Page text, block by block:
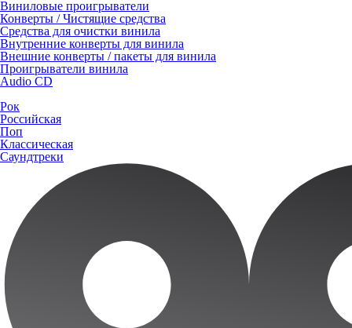
Виниловые проигрыватели
Конверты / Чистящие средства
Средства для очистки винила
Внутренние конверты для винила
Внешние конверты / пакеты для винила
Проигрыватели винила
Audio CD
Рок
Российская
Поп
Классическая
Саундтреки